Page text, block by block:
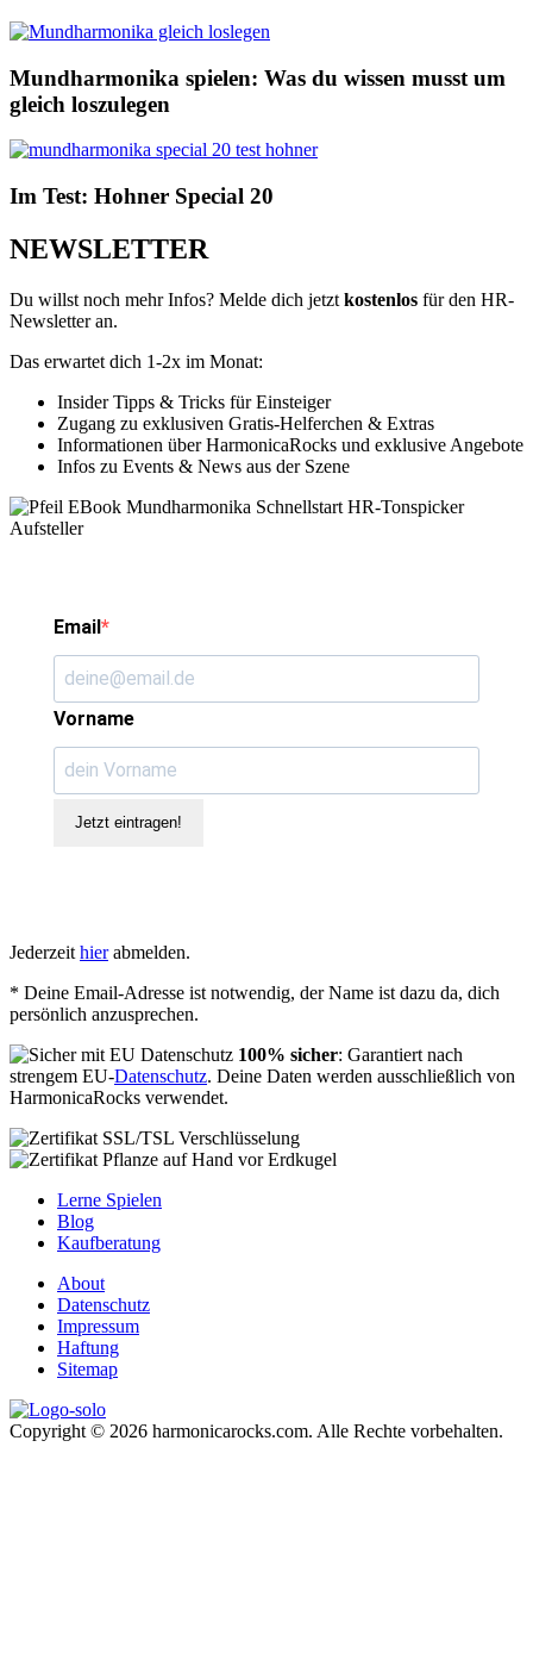
Mundharmonika spielen: Was du wissen musst um
gleich loszulegen
Im Test: Hohner Special 20
NEWSLETTER
Du willst noch mehr Infos? Melde dich jetzt kostenlos für den HR-
Newsletter an.
Das erwartet dich 1-2x im Monat:
Insider Tipps & Tricks für Einsteiger
Zugang zu exklusiven Gratis-Helferchen & Extras
Informationen über HarmonicaRocks und exklusive Angebote
Infos zu Events & News aus der Szene
Email
Vorname
Jetzt eintragen!
Jederzeit hierabmelden.
* Deine Email-Adresse ist notwendig, der Name ist dazu da, dich
persönlich anzusprechen.
100% sicher: Garantiert nach
strengem EU-Datenschutz. Deine Daten werden ausschließlich von
HarmonicaRocks verwendet.
Lerne Spielen
Blog
Kaufberatung
About
Datenschutz
Impressum
Haftung
Sitemap
Copyright © 2026 harmonicarocks.com. Alle Rechte vorbehalten.